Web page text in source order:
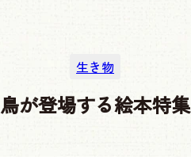
生き物
鳥が登場する絵本特集